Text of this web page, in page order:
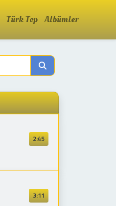
Türk Top Albümler
2:45
3:11